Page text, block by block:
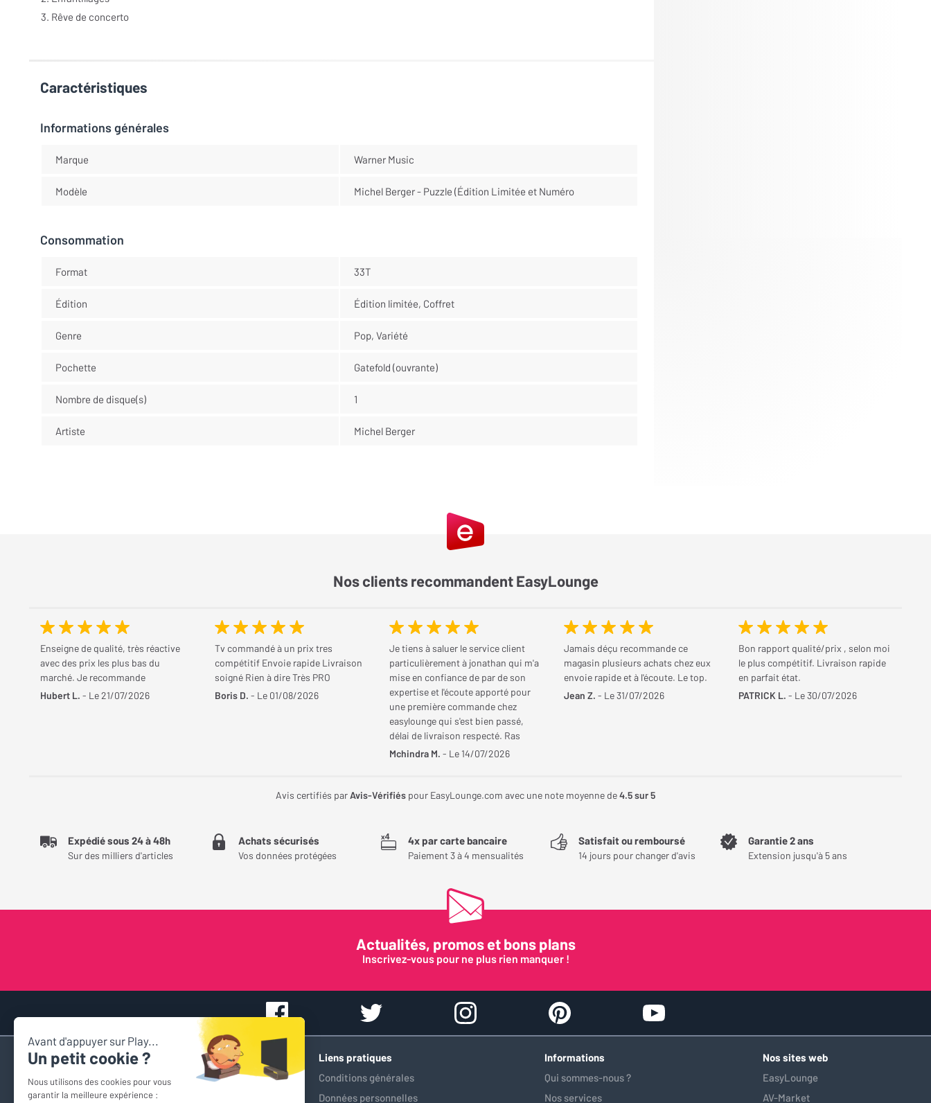
Rêve de concerto
Caractéristiques
Informations générales
Marque Warner Music
Modèle Michel Berger - Puzzle (Édition Limitée et Numéro
Consommation
Format 33T
Édition Édition limitée, Coffret
Genre Pop, Variété
Pochette Gatefold (ouvrante)
Nombre de disque(s) 1
Artiste Michel Berger
Nos clients recommandent EasyLounge
Enseigne de qualité, très réactive
avec des prix les plus bas du
marché. Je recommande
Hubert L. - Le 21/07/2026
Tv commandé à un prix tres
compétitif Envoie rapide Livraison
soigné Rien à dire Très PRO
Boris D. - Le 01/08/2026
Je tiens à saluer le service client
particulièrement à jonathan qui m'a
mise en confiance de par de son
expertise et l'écoute apporté pour
une première commande chez
easylounge qui s'est bien passé,
délai de livraison respecté. Ras
Mchindra M. - Le 14/07/2026
Jamais déçu recommande ce
magasin plusieurs achats chez eux
envoie rapide et à l'écoute. Le top.
Jean Z. - Le 31/07/2026
Bon rapport qualité/prix , selon moi
le plus compétitif. Livraison rapide
en parfait état.
PATRICK L. - Le 30/07/2026
Avis certifiés parAvis-Vérifiés pour EasyLounge.com avec une note moyenne de4.5sur 5
Expédié sous 24 à 48h
Sur des milliers d'articles
Achats sécurisés
Vos données protégées
4x par carte bancaire
Paiement 3 à 4 mensualités
Satisfait ou remboursé
14 jours pour changer d'avis
Garantie 2 ans
Extension jusqu'à 5 ans
Actualités, promos et bons plans
Inscrivez-vous pour ne plus rien manquer !
Accès rapide
Nous contacter
Espace personnel
Liens pratiques
Conditions générales
Données personnelles
Informations
Qui sommes-nous ?
Nos services
Nos sites web
EasyLounge
AV-Market